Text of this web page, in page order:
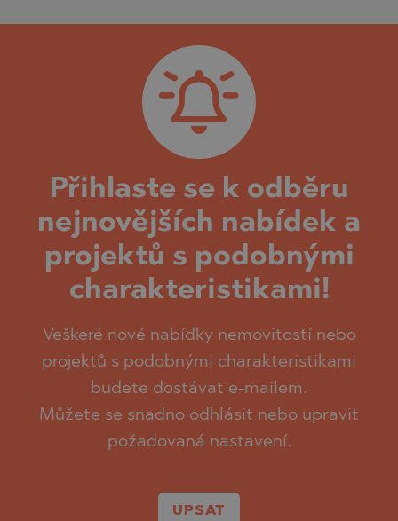
Přihlaste se k odběru
nejnovějších nabídek a
projektů s podobnými
charakteristikami!
Veškeré nové nabídky nemovitostí nebo
projektů s podobnými charakteristikami
budete dostávat e-mailem.
Můžete se snadno odhlásit nebo upravit
požadovaná nastavení.
UPSAT